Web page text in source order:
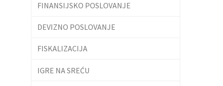
FINANSIJSKO POSLOVANJE
DEVIZNO POSLOVANJE
FISKALIZACIJA
IGRE NA SREĆU